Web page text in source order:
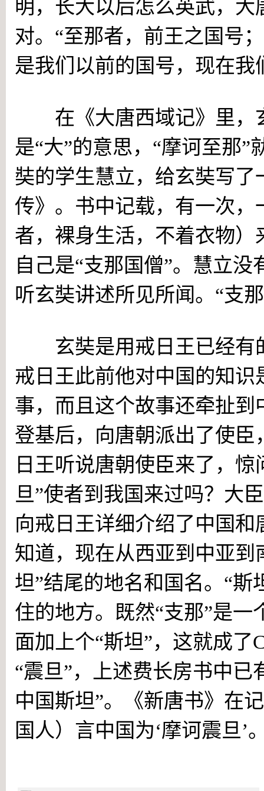
明，长大以后怎么英武，
对。“至那者，前王之国号
是我们以前的国号，现在我
在《大唐西域记》里，
是“大”的意思，“摩诃至那”
奘的学生慧立，给玄奘写
传》。书中记载，有一次，
者，裸身生活，不着衣物
自己是“支那国僧”。慧立
听玄奘讲述所见所闻。“支
玄奘是用戒日王已经有
戒日王此前他对中国的知
事，而且这个故事还牵扯到
登基后，向唐朝派出了使臣
日王听说唐朝使臣来了，
旦”使者到我国来过吗？大
向戒日王详细介绍了中国和
知道，现在从西亚到中亚
坦”结尾的地名和国名。“
住的地方。既然“支那”是
面加上个“斯坦”，这就成了
“震旦”，上述费长房书中
中国斯坦”。《新唐书》在
国人）言中国为‘摩诃震旦’